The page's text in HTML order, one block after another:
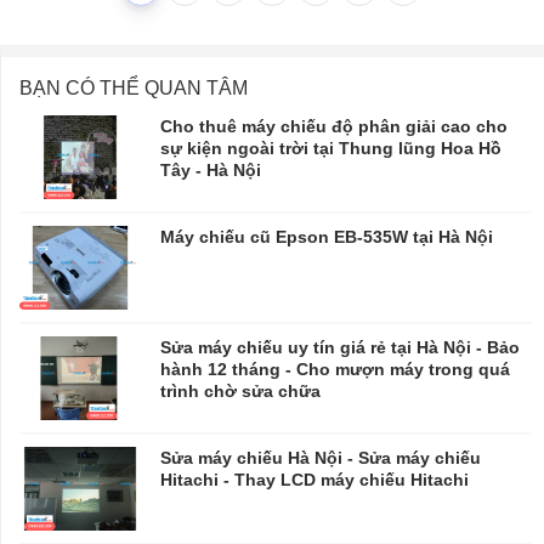
BẠN CÓ THỂ QUAN TÂM
Cho thuê máy chiếu độ phân giải cao cho
sự kiện ngoài trời tại Thung lũng Hoa Hồ
Tây - Hà Nội
Máy chiếu cũ Epson EB-535W tại Hà Nội
Sửa máy chiếu uy tín giá rẻ tại Hà Nội - Bảo
hành 12 tháng - Cho mượn máy trong quá
trình chờ sửa chữa
​​​​​​​Sửa máy chiếu Hà Nội - Sửa máy chiếu
Hitachi - Thay LCD máy chiếu Hitachi